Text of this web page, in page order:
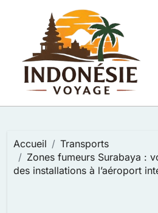
Accueil
Transports
Zones fumeurs Surabaya :
des installations à l’aéroport